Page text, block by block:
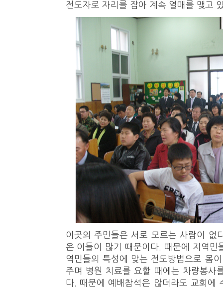
전도자로 자리를 잡아 계속 열매를 맺고
이곳의 주민들은 서로 모르는 사람이 없
온 이들이 많기 때문이다. 때문에 지역민
역민들의 특성에 맞는 전도방법으로 몸
주며 병원 치료를 요할 때에는 차량봉사
다. 때문에 예배참석은 않더라도 교회에